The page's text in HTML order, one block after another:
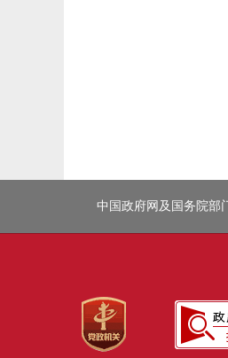
中国政府网及国务院部